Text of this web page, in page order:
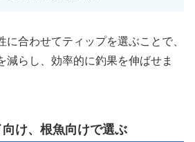
に合わせてティップを選ぶことで、
減らし、効率的に釣果を伸ばせま
け、根魚向けで選ぶ